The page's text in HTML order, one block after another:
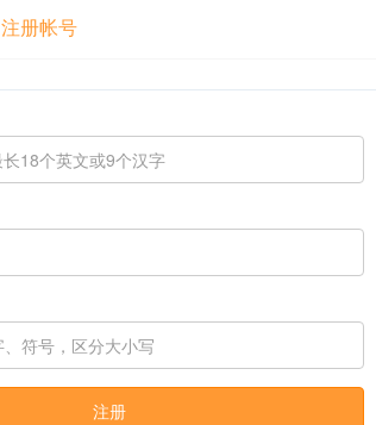
注册帐号
注册